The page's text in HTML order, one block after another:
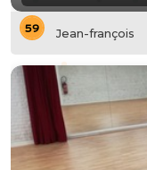
Jean-françois